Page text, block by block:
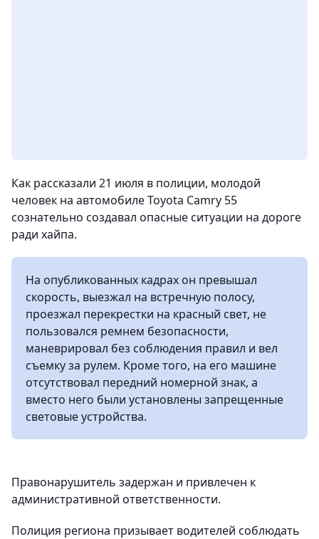
Как рассказали 21 июля в полиции, молодой
человек на автомобиле Toyota Camry 55
сознательно создавал опасные ситуации на дороге
ради хайпа.
На опубликованных кадрах он превышал
скорость, выезжал на встречную полосу,
проезжал перекрестки на красный свет, не
пользовался ремнем безопасности,
маневрировал без соблюдения правил и вел
съемку за рулем. Кроме того, на его машине
отсутствовал передний номерной знак, а
вместо него были установлены запрещенные
световые устройства.
Правонарушитель задержан и привлечен к
административной ответственности.
Полиция региона призывает водителей соблюдать